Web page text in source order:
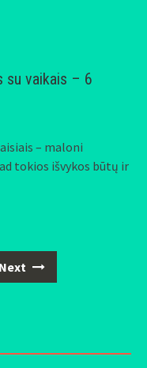
su vaikais – 6
– maloni
tokios išvykos būtų ir
Next